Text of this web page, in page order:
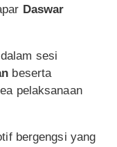
Daswar
sesi
beserta
pelaksanaan
bergengsi yang